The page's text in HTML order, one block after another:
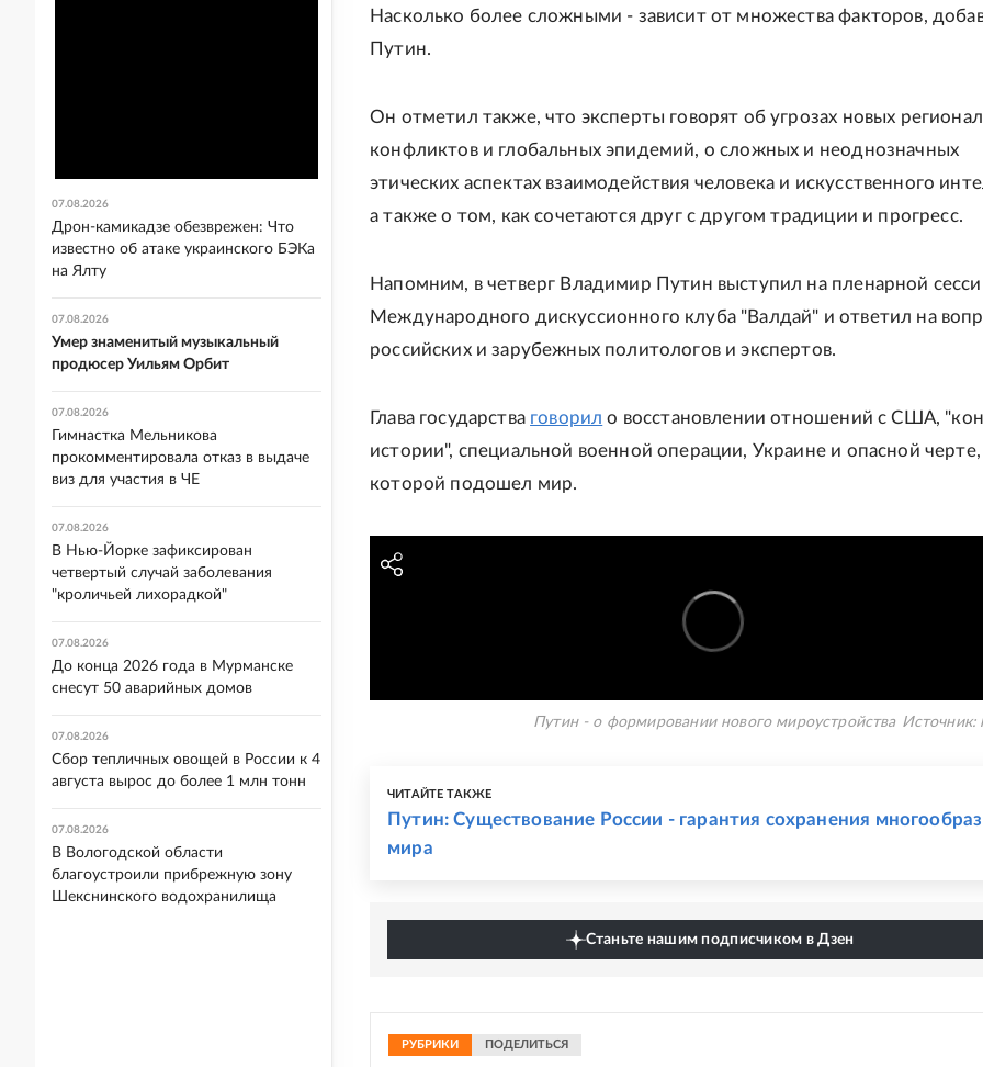
Насколько более сложными - зависит от множества факторов,
Путин.
Он отметил также, что эксперты говорят об угрозах новых
конфликтов и глобальных эпидемий, о сложных и неоднозначных
этических аспектах взаимодействия человека и искусственного
а также о том, как сочетаются друг с другом традиции и прогресс.
Напомним, в четверг Владимир Путин выступил на пленарной
Международного дискуссионного клуба "Валдай" и ответил на
российских и зарубежных политологов и экспертов.
Глава государства говорил о восстановлении отношений с США,
истории", специальной военной операции, Украине и опасной черте,
которой подошел мир.
Путин - о формировании нового мироустройства Источник:
ЧИТАЙТЕ ТАКЖЕ
Путин: Существование России - гарантия сохранения
мира
Станьте нашим подписчиком в Дзен
РУБРИКИ ПОДЕЛИТЬСЯ
07.08.2026
Дрон-камикадзе обезврежен: Что
известно об атаке украинского БЭКа
на Ялту
07.08.2026
Умер знаменитый музыкальный
продюсер Уильям Орбит
07.08.2026
Гимнастка Мельникова
прокомментировала отказ в выдаче
виз для участия в ЧЕ
07.08.2026
В Нью-Йорке зафиксирован
четвертый случай заболевания
"кроличьей лихорадкой"
07.08.2026
До конца 2026 года в Мурманске
снесут 50 аварийных домов
07.08.2026
Сбор тепличных овощей в России к 4
августа вырос до более 1 млн тонн
07.08.2026
В Вологодской области
благоустроили прибрежную зону
Шекснинского водохранилища